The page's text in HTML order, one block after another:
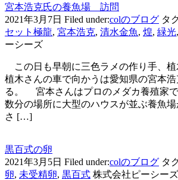
宮本浩克氏の養魚場 訪問
2021年3月7日 Filed under:colのブログ タ
セット極龍, 宮本浩克, 清水金魚, 煌, 緑光,
ーシーズ
この日も早朝に三色ラメの作り手、植
植木さんの車で向かうは愛知県の宮本
る。 宮本さんはプロのメダカ養殖家
数分の場所に大型のハウスが並ぶ養魚
さ […]
黒百式の卵
2021年3月5日 Filed under:colのブログ タ
卵, 未受精卵, 黒百式 株式会社ピーシーズ